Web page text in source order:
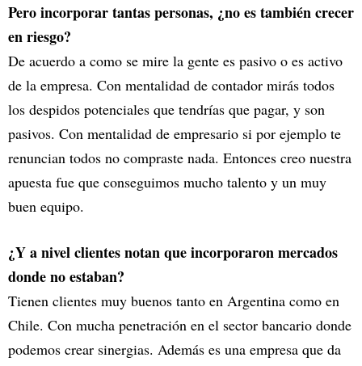
Pero incorporar tantas personas, ¿no es también crecer
en riesgo?
De acuerdo a como se mire la gente es pasivo o es activo
de la empresa. Con mentalidad de contador mirás todos
los despidos potenciales que tendrías que pagar, y son
pasivos. Con mentalidad de empresario si por ejemplo te
renuncian todos no compraste nada. Entonces creo nuestra
apuesta fue que conseguimos mucho talento y un muy
buen equipo.
¿Y a nivel clientes notan que incorporaron mercados
donde no estaban?
Tienen clientes muy buenos tanto en Argentina como en
Chile. Con mucha penetración en el sector bancario donde
podemos crear sinergias. Además es una empresa que da